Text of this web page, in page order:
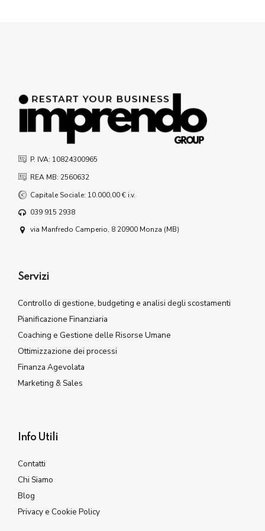
P. IVA: 10824300965
REA MB: 2560632
Capitale Sociale: 10.000,00 € i.v.
039 915 2938
via Manfredo Camperio, 8 20900 Monza (MB)
Servizi
Controllo di gestione, budgeting e analisi degli scostamenti
Pianificazione Finanziaria
Coaching e Gestione delle Risorse Umane
Ottimizzazione dei processi
Finanza Agevolata
Marketing & Sales
Info Utili
Contatti
Chi Siamo
Blog
Privacy e Cookie Policy